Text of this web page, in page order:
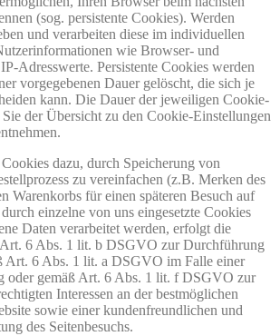
(sog. persistente Cookies). Werden
und verarbeiten diese im individuellen
wie Browser- und
Adresswerte. Persistente Cookies werden
vorgegebenen Dauer gelöscht, die sich je
kann. Die Dauer der jeweiligen Cookie-
der Übersicht zu den Cookie-Einstellungen
dazu, durch Speicherung von
zu vereinfachen (z.B. Merken des
Warenkorbs für einen späteren Besuch auf
einzelne von uns eingesetzte Cookies
Daten verarbeitet werden, erfolgt die
Art. 6 Abs. 1 lit. b DSGVO zur Durchführung
Art. 6 Abs. 1 lit. a DSGVO im Falle einer
oder gemäß Art. 6 Abs. 1 lit. f DSGVO zur
Interessen an der bestmöglichen
sowie einer kundenfreundlichen und
des Seitenbesuchs.